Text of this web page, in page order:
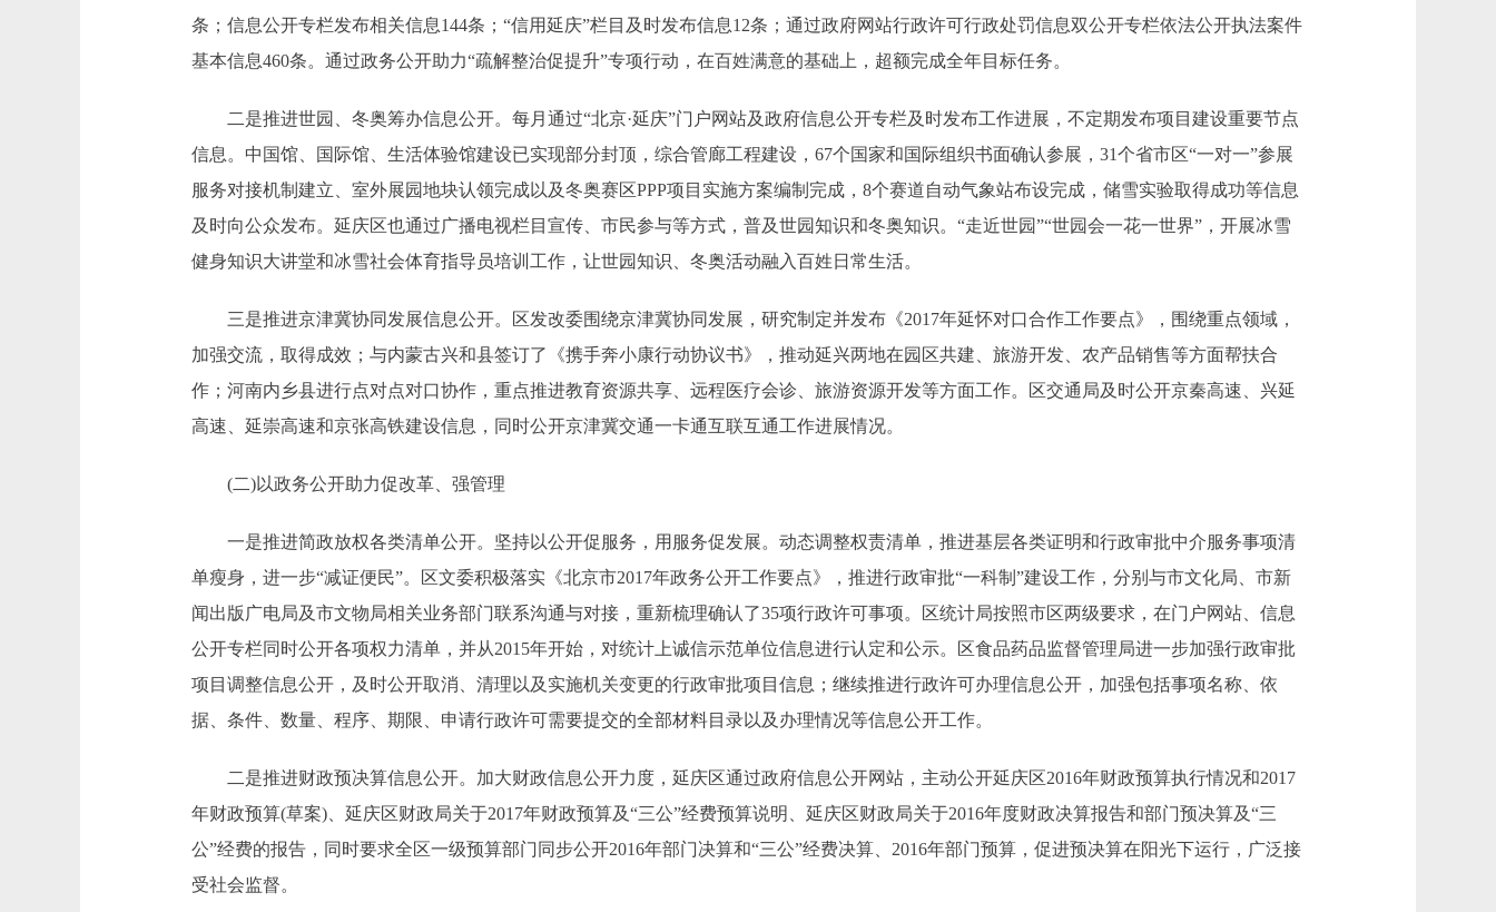
条；信息公开专栏发布相关信息144条；“信用延庆”栏目及时发布信息12条；通过政府网站行政许可行政处罚信息双公开专栏依法公开执法案件
基本信息460条。通过政务公开助力“疏解整治促提升”专项行动，在百姓满意的基础上，超额完成全年目标任务。
二是推进世园、冬奥筹办信息公开。每月通过“北京·延庆”门户网站及政府信息公开专栏及时发布工作进展，不定期发布项目建设重要节点
信息。中国馆、国际馆、生活体验馆建设已实现部分封顶，综合管廊工程建设，67个国家和国际组织书面确认参展，31个省市区“一对一”参展
服务对接机制建立、室外展园地块认领完成以及冬奥赛区PPP项目实施方案编制完成，8个赛道自动气象站布设完成，储雪实验取得成功等信息
及时向公众发布。延庆区也通过广播电视栏目宣传、市民参与等方式，普及世园知识和冬奥知识。“走近世园”“世园会一花一世界”，开展冰雪
健身知识大讲堂和冰雪社会体育指导员培训工作，让世园知识、冬奥活动融入百姓日常生活。
三是推进京津冀协同发展信息公开。区发改委围绕京津冀协同发展，研究制定并发布《2017年延怀对口合作工作要点》，围绕重点领域，
加强交流，取得成效；与内蒙古兴和县签订了《携手奔小康行动协议书》，推动延兴两地在园区共建、旅游开发、农产品销售等方面帮扶合
作；河南内乡县进行点对点对口协作，重点推进教育资源共享、远程医疗会诊、旅游资源开发等方面工作。区交通局及时公开京秦高速、兴延
高速、延崇高速和京张高铁建设信息，同时公开京津冀交通一卡通互联互通工作进展情况。
(二)以政务公开助力促改革、强管理
一是推进简政放权各类清单公开。坚持以公开促服务，用服务促发展。动态调整权责清单，推进基层各类证明和行政审批中介服务事项清
单瘦身，进一步“减证便民”。区文委积极落实《北京市2017年政务公开工作要点》，推进行政审批“一科制”建设工作，分别与市文化局、市新
闻出版广电局及市文物局相关业务部门联系沟通与对接，重新梳理确认了35项行政许可事项。区统计局按照市区两级要求，在门户网站、信息
公开专栏同时公开各项权力清单，并从2015年开始，对统计上诚信示范单位信息进行认定和公示。区食品药品监督管理局进一步加强行政审批
项目调整信息公开，及时公开取消、清理以及实施机关变更的行政审批项目信息；继续推进行政许可办理信息公开，加强包括事项名称、依
据、条件、数量、程序、期限、申请行政许可需要提交的全部材料目录以及办理情况等信息公开工作。
二是推进财政预决算信息公开。加大财政信息公开力度，延庆区通过政府信息公开网站，主动公开延庆区2016年财政预算执行情况和2017
年财政预算(草案)、延庆区财政局关于2017年财政预算及“三公”经费预算说明、延庆区财政局关于2016年度财政决算报告和部门预决算及“三
公”经费的报告，同时要求全区一级预算部门同步公开2016年部门决算和“三公”经费决算、2016年部门预算，促进预决算在阳光下运行，广泛接
受社会监督。